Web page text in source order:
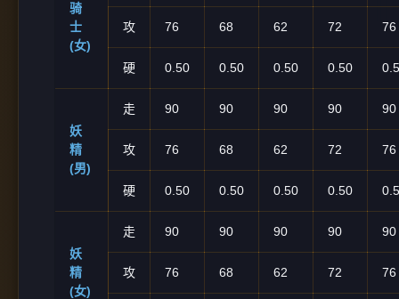
骑
士
(女)
攻 76 68 62 72 76
硬 0.50 0.50 0.50 0.50
妖
精
(男)
走 90 90 90 90 90
攻 76 68 62 72 76
硬 0.50 0.50 0.50 0.50
妖
精
(女)
走 90 90 90 90 90
攻 76 68 62 72 76